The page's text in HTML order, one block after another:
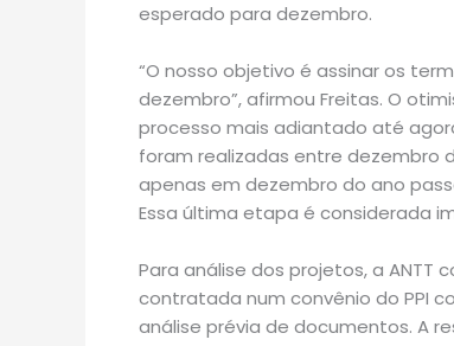
esperado para dezembro.
“O nosso objetivo é assinar os
dezembro”, afirmou Freitas. O
processo mais adiantado até
foram realizadas entre dezembro
apenas em dezembro do ano
Essa última etapa é considerada
Para análise dos projetos, a
contratada num convênio do PPI
análise prévia de documentos. A